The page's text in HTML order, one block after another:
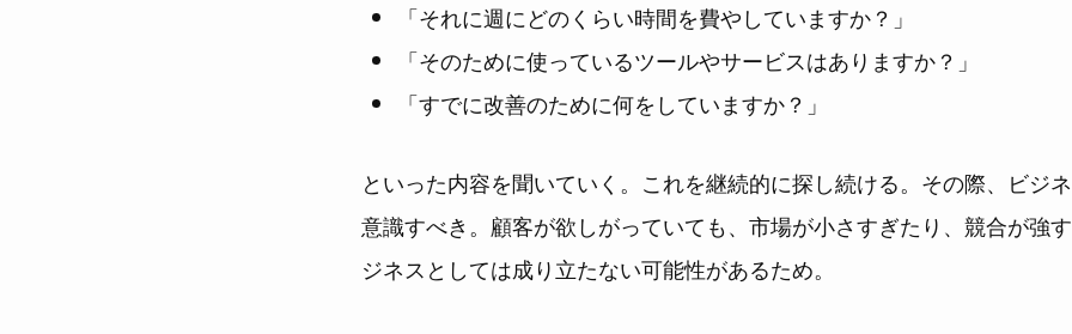
「それに週にどのくらい時間を費やしていますか？」
「そのために使っているツールやサービスはありますか？」
「すでに改善のために何をしていますか？」
といった内容を聞いていく。これを継続的に探し続ける。その際、ビジ
意識すべき。顧客が欲しがっていても、市場が小さすぎたり、競合が強
ジネスとしては成り立たない可能性があるため。